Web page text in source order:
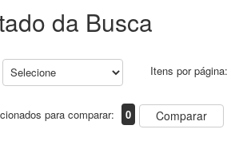
da Busca
Itens por página:
para comparar: 0 Comparar